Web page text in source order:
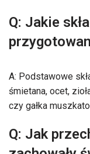
Q: Jakie
A: Podstawowe
śmietana, ocet,
czy gałka
Q: Jak